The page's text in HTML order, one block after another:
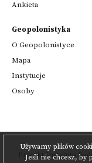
Używamy plików
Jeśli nie chcesz, by
Ankieta
Geopolonistyka
O Geopolonistyce
Mapa
Instytucje
Osoby
ProjektInstytutu